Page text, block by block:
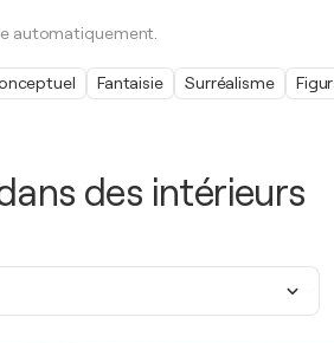
des intérieurs
automatiquement.
Fantaisie Surréalisme